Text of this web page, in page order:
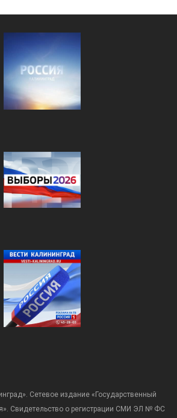
Сетевое издание «Государственный
Свидетельство о регистрации СМИ ЭЛ № ФС